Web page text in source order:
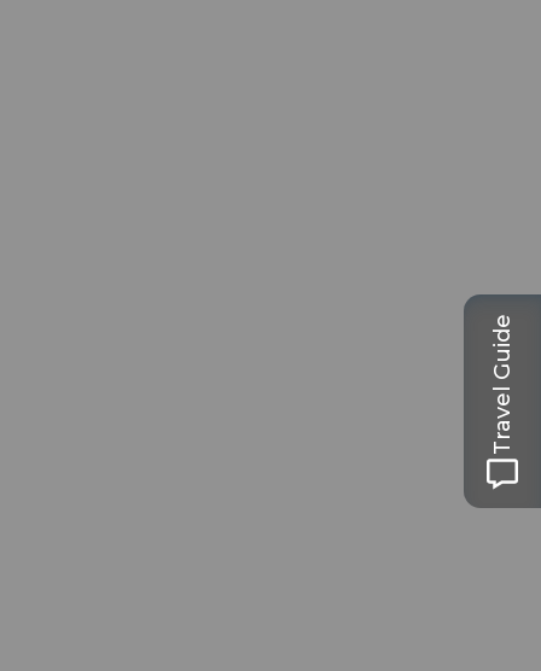
Travel Guide